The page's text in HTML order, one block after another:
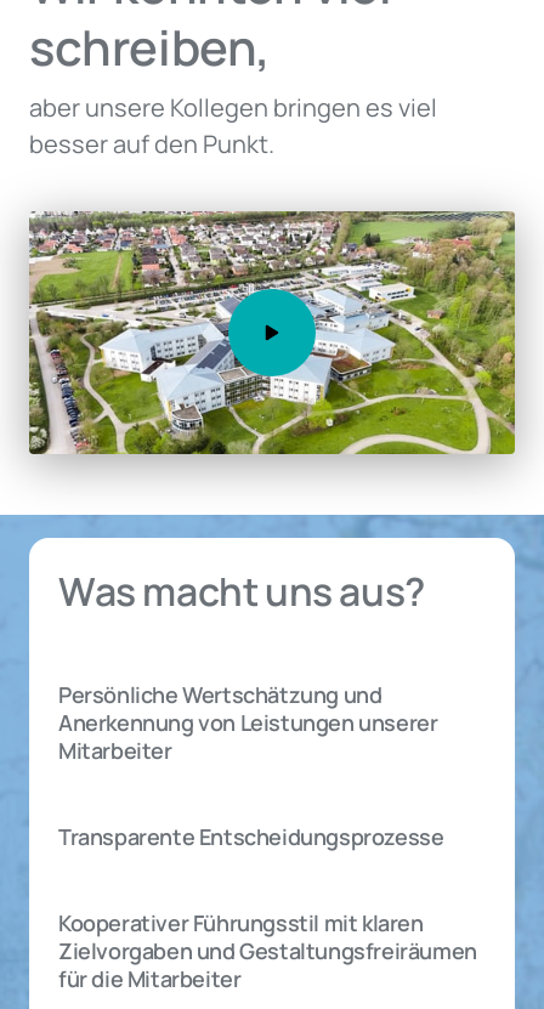
schreiben,
aber unsere Kollegen bringen es viel
besser auf den Punkt.
Was macht uns aus?
Persönliche Wertschätzung und
Anerkennung von Leistungen unserer
Mitarbeiter
Transparente Entscheidungsprozesse
Kooperativer Führungsstil mit klaren
Zielvorgaben und Gestaltungs­freiräumen
für die Mitarbeiter